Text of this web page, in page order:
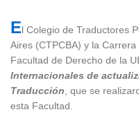
El Colegio de Traductores
Aires (CTPCBA) y la
Facultad de Derecho de la
Internacionales de
Traducción , que se
esta Facultad.